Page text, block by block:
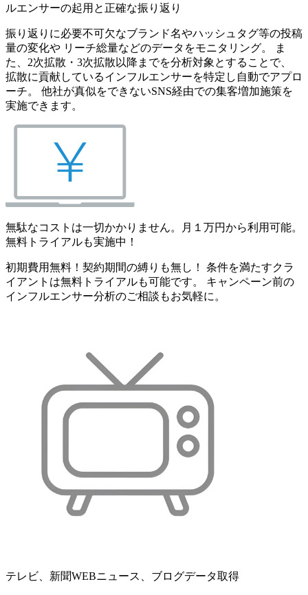
ルエンサーの起用と正確な振り返り
振り返りに必要不可欠なブランド名やハッシュタグ等の投稿
量の変化や リーチ総量などのデータをモニタリング。 ま
た、2次拡散・3次拡散以降までを分析対象とすることで、
拡散に貢献しているインフルエンサーを特定し自動でアプロ
ーチ。 他社が真似をできないSNS経由での集客増加施策を
実施できます。
無駄なコストは一切かかりません。月１万円から利用可能。
無料トライアルも実施中！
初期費用無料！契約期間の縛りも無し！ 条件を満たすクラ
イアントは無料トライアルも可能です。 キャンペーン前の
インフルエンサー分析のご相談もお気軽に。
テレビ、新聞WEBニュース、ブログデータ取得